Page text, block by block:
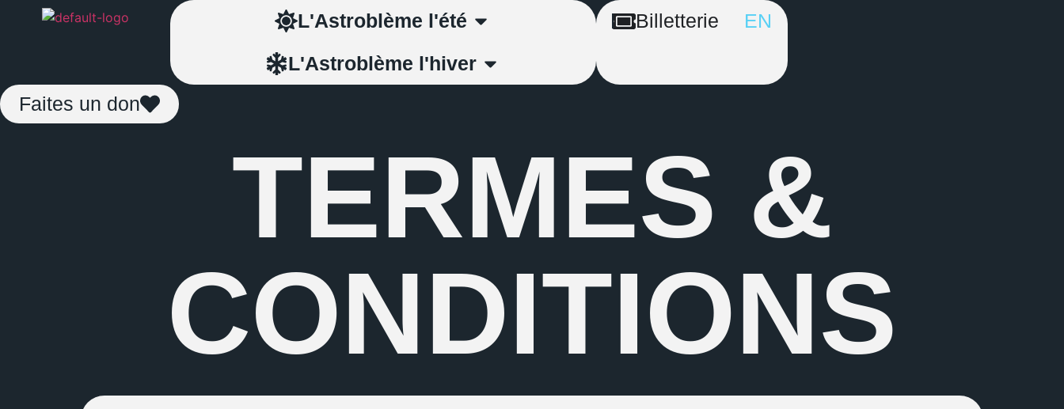
L'Astroblème l'été
L'Astroblème l'hiver
Billetterie EN
Faites un don
TERMES &
CONDITIONS